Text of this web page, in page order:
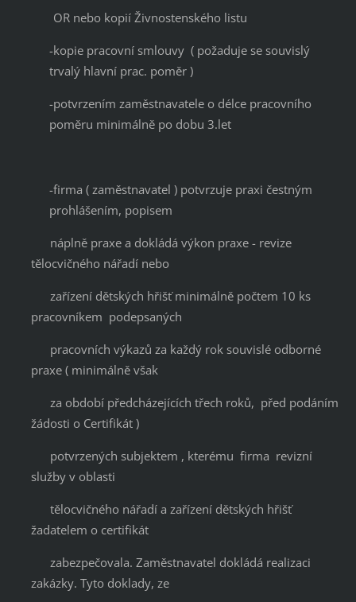
OR nebo kopií Živnostenského listu
-kopie pracovní smlouvy ( požaduje se souvislý
trvalý hlavní prac. poměr )
-potvrzením zaměstnavatele o délce pracovního
poměru minimálně po dobu 3.let
-firma ( zaměstnavatel ) potvrzuje praxi čestným
prohlášením, popisem
náplně praxe a dokládá výkon praxe - revize
tělocvičného nářadí nebo
zařízení dětských hřišť minimálně počtem 10 ks
pracovníkem podepsaných
pracovních výkazů za každý rok souvislé odborné
praxe ( minimálně však
za období předcházejících třech roků, před podáním
žádosti o Certifikát )
potvrzených subjektem , kterému firma revizní
služby v oblasti
tělocvičného nářadí a zařízení dětských hřišť
žadatelem o certifikát
zabezpečovala. Zaměstnavatel dokládá realizaci
zakázky. Tyto doklady, ze